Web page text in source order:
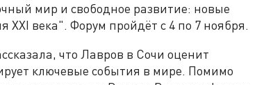
мир и свободное развитие: новые
XXI века". Форум пройдёт с 4 по 7 ноября.
что Лавров в Сочи оценит
ключевые события в мире. Помимо